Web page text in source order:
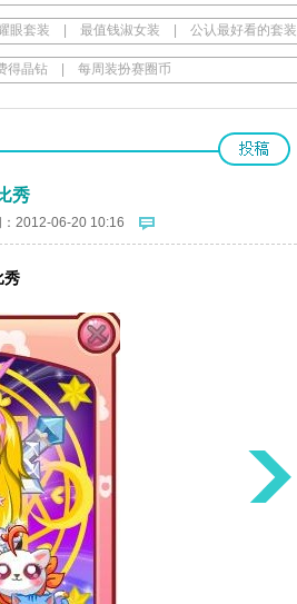
眼套装 最值钱淑女装 公认最好看的套装
得晶钻 每周装扮赛圈币
秀
2012-06-20 10:16
秀